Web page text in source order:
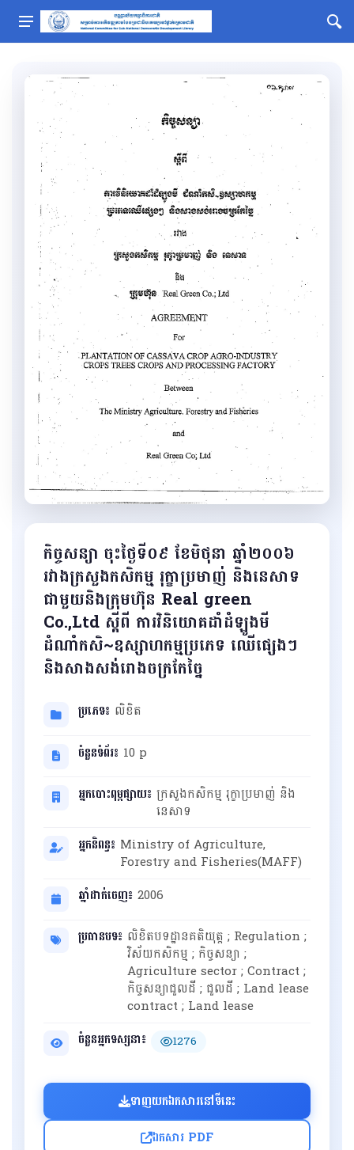
កិច្ចសន្យា ចុះថ្ងៃទី០៩ ខែមិថុនា ឆ្នាំ២០០៦
រវាងក្រសួងកសិកម្ម រុក្ខាប្រមាញ់ និងនេសាទ
ជាមួយនិងក្រុមហ៊ុន Real green
Co.,Ltd ស្ដីពី ការវិនិយោគដាំដំឡូងមី
ដំណាំកសិ~ឧស្សាហកម្មប្រភេទ ឈើផ្សេងៗ
និងសាងសង់រោងចក្រកែច្នៃ
ប្រភេទ៖ លិខិត
ចំនួនទំព័រ៖ 10 p
អ្នកបោះពុម្ពផ្សាយ៖ ក្រសួងកសិកម្ម រុក្ខាប្រមាញ់ និង
នេសាទ
អ្នកនិពន្ធ៖ Ministry of Agriculture,
Forestry and Fisheries(MAFF)
ឆ្នាំដាក់ចេញ៖ 2006
ប្រធានបទ៖ លិខិតបទដ្ឋានគតិយុត្ត ; Regulation ;
វិស័យកសិកម្ម ; កិច្ចសន្យា ;
Agriculture sector ; Contract ;
កិច្ចសន្យាជួលដី ; ជួលដី ; Land lease
contract ; Land lease
ចំនួនអ្នកទស្សនា៖
1276
ទាញយកឯកសារនៅទីនេះ
ឯកសារ PDF